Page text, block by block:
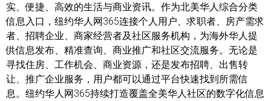
实、便捷、高效的生活与商业资讯。作为北美华人综合分类
信息入口，纽约华人网365连接个人用户、求职者、房产需求
者、招聘企业、商家经营者及社区服务机构，为海外华人提
供信息发布、精准查询、商业推广和社区交流服务。无论是
寻找住房、工作机会、商业资源，还是发布招聘、出售转
让、推广企业服务，用户都可以通过平台快速找到所需信
息。纽约华人网365持续打造覆盖全美华人社区的数字化信息